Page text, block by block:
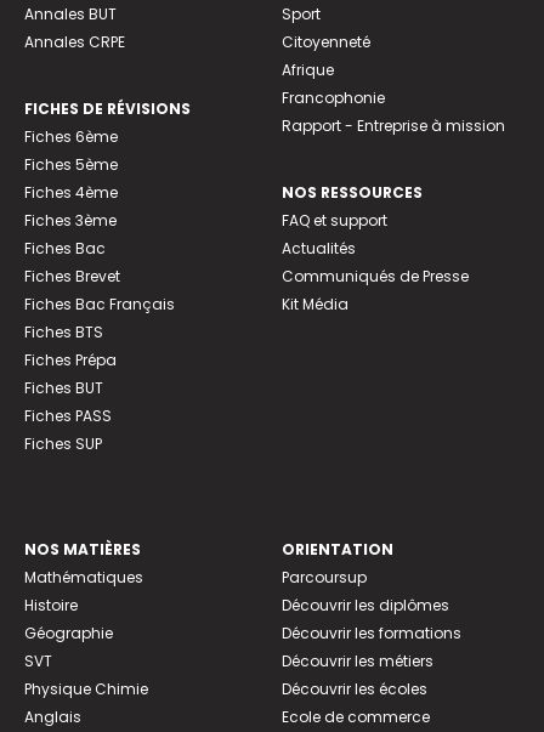
Annales BUT
Annales CRPE
FICHES DE RÉVISIONS
Fiches 6ème
Fiches 5ème
Fiches 4ème
Fiches 3ème
Fiches Bac
Fiches Brevet
Fiches Bac Français
Fiches BTS
Fiches Prépa
Fiches BUT
Fiches PASS
Fiches SUP
Sport
Citoyenneté
Afrique
Francophonie
Rapport - Entreprise à mission
NOS RESSOURCES
FAQ et support
Actualités
Communiqués de Presse
Kit Média
NOS MATIÈRES
Mathématiques
Histoire
Géographie
SVT
Physique Chimie
Anglais
ORIENTATION
Parcoursup
Découvrir les diplômes
Découvrir les formations
Découvrir les métiers
Découvrir les écoles
Ecole de commerce